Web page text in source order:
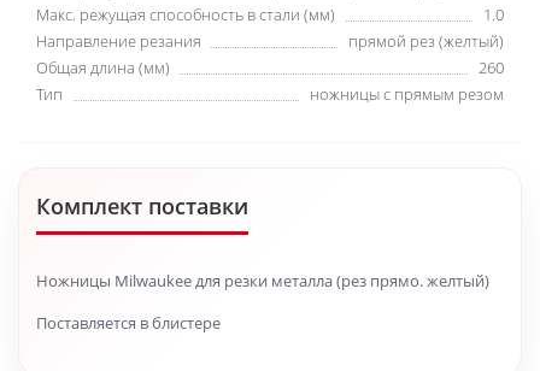
Макс. режущая способность в стали (мм)
1.0
Направление резания
прямой рез (желтый)
Общая длина (мм)
260
Тип
ножницы с прямым резом
Комплект поставки
Ножницы Milwaukee для резки металла (рез прямо. желтый)
Поставляется в блистере